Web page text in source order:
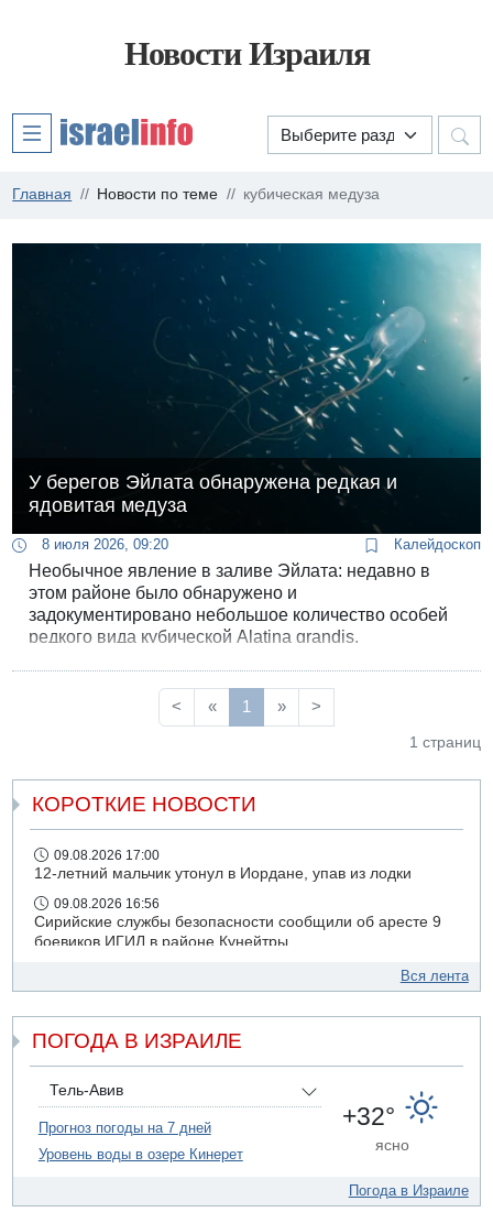
Новости Израиля
Главная Новости по теме кубическая медуза
У берегов Эйлата обнаружена редкая и
ядовитая медуза
8 июля 2026, 09:20 Калейдоскоп
Необычное явление в заливе Эйлата: недавно в
этом районе было обнаружено и
задокументировано небольшое количество особей
редкого вида кубической Alatina grandis.
< « 1 » >
1 страниц
КОРОТКИЕ НОВОСТИ
09.08.2026 17:00
12-летний мальчик утонул в Иордане, упав из лодки
09.08.2026 16:56
Сирийские службы безопасности сообщили об аресте 9
боевиков ИГИЛ в районе Кунейтры
Прогноз погоды: с понедельника усиление жары в
09.08.2026 15:49
Хуситы сообщили об ударе дроном по саудовскому НПЗ
09.08.2026 14:43
Умер пятилетний ребенок, забытый в закрытой машине
в Лоде
Правительство переводит министерству обороны еще
Вся лента
ПОГОДА В ИЗРАИЛЕ
Тель-Авив
Прогноз погоды на 7 дней
Уровень воды в озере Кинерет
+32°
ясно
Погода в Израиле